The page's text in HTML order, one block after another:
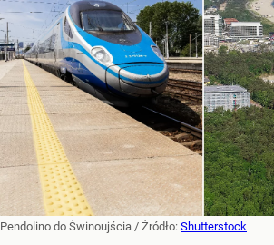
Pendolino do Świnoujścia / Źródło: Shutterstock